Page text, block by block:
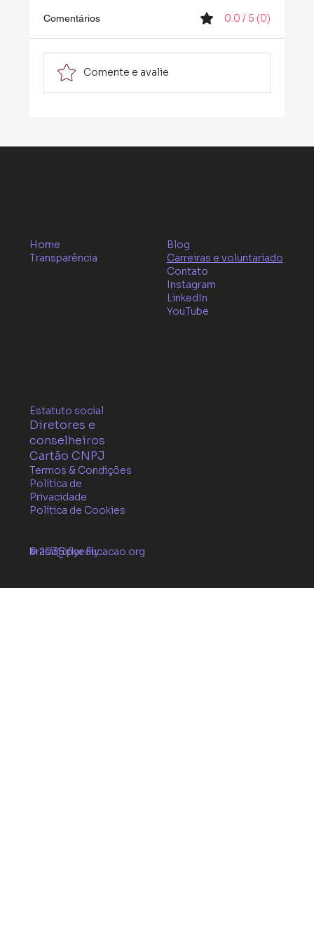
Comentários 0.0 / 5 (0)
Comente e avalie
Home
Transparência
Blog
Carreiras e voluntariado
Contato
Instagram
LinkedIn
YouTube
Estatuto social
Diretores e
conselheiros
Cartão CNPJ
Termos & Condições
Política de
Privacidade
Política de Cookies
© 2035 por Fly
brasil@flyeducacao.org